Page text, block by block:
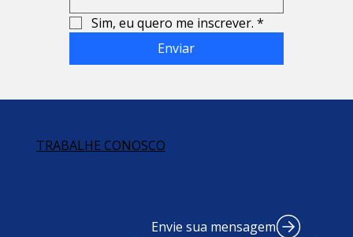
Sim, eu quero me inscrever. *
Enviar
TRABALHE CONOSCO
Envie sua mensagem